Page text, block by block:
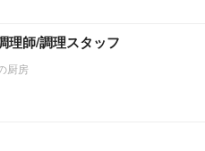
理師/調理スタッフ
厨房